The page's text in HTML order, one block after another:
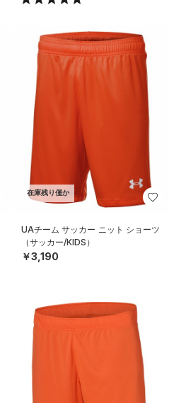
在庫残り僅か
UAチーム サッカー ニット ショーツ
（サッカー/KIDS）
￥3,190